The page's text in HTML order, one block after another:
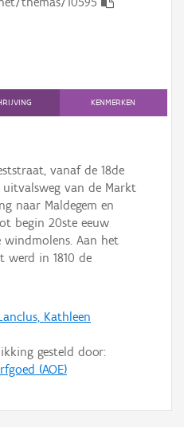
KENMERKEN
vanaf de 18de
uitvalsweg van de Markt
naar Maldegem en
begin 20ste eeuw
Aan het
werd in 1810 de
Kathleen
gesteld door:
(AOE)